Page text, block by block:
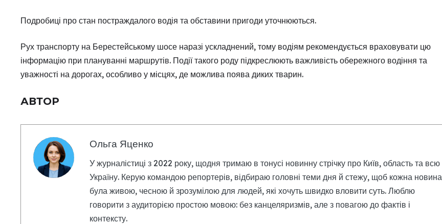
Подробиці про стан постраждалого водія та обставини пригоди уточнюються.
Рух транспорту на Берестейському шосе наразі ускладнений, тому водіям рекомендується враховувати цю
інформацію при плануванні маршрутів. Події такого роду підкреслюють важливість обережного водіння та
уважності на дорогах, особливо у місцях, де можлива поява диких тварин.
АВТОР
Ольга Яценко
У журналістиці з 2022 року, щодня тримаю в тонусі новинну стрічку про Київ, область та всю
Україну. Керую командою репортерів, відбираю головні теми дня й стежу, щоб кожна новина
була живою, чесною й зрозумілою для людей, які хочуть швидко вловити суть. Люблю
говорити з аудиторією простою мовою: без канцеляризмів, але з повагою до фактів і
контексту.